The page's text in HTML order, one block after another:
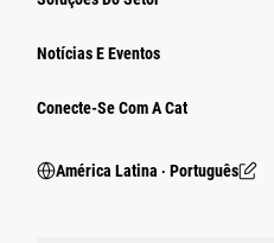
Notícias E Eventos
Conecte-Se Com A Cat
América Latina ‧ Português